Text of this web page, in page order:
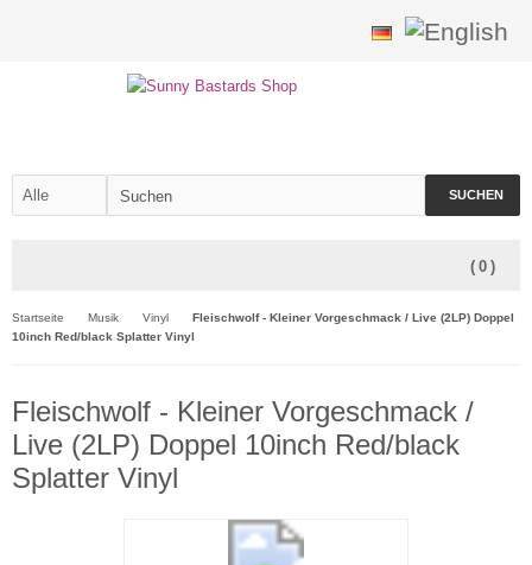
SUCHEN
( 0 )
Startseite Musik Vinyl
Fleischwolf - Kleiner Vorgeschmack / Live (2LP) Doppel
10inch Red/black Splatter Vinyl
Fleischwolf - Kleiner Vorgeschmack /
Live (2LP) Doppel 10inch Red/black
Splatter Vinyl